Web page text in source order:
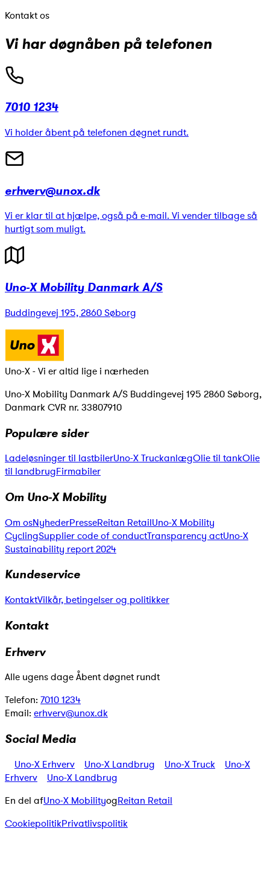
Kontakt os
Vi har døgnåben på telefonen
7010 1234
Vi holder åbent på telefonen døgnet rundt.
erhverv@unox.dk
Vi er klar til at hjælpe, også på e-mail. Vi vender tilbage så
hurtigt som muligt.
Uno-X Mobility Danmark A/S
Buddingevej 195, 2860 Søborg
Uno-X - Vi er altid lige i nærheden
Uno-X Mobility Danmark A/S Buddingevej 195 2860 Søborg,
Danmark CVR nr. 33807910
Populære sider
Ladeløsninger til lastbilerUno-X TruckanlægOlie til tankOlie
til landbrugFirmabiler
Om Uno-X Mobility
Om osNyhederPresseReitan RetailUno-X Mobility
CyclingSupplier code of conductTransparency actUno-X
Sustainability report 2024
Kundeservice
KontaktVilkår, betingelser og politikker
Kontakt
Erhverv
Alle ugens dage Åbent døgnet rundt
Telefon: 7010 1234
Email: erhverv@unox.dk
Social Media
Uno-X Erhverv Uno-X Landbrug Uno-X Truck
Uno-X
Erhverv
Uno-X Landbrug
En del afUno-X MobilityogReitan Retail
CookiepolitikPrivatlivspolitik